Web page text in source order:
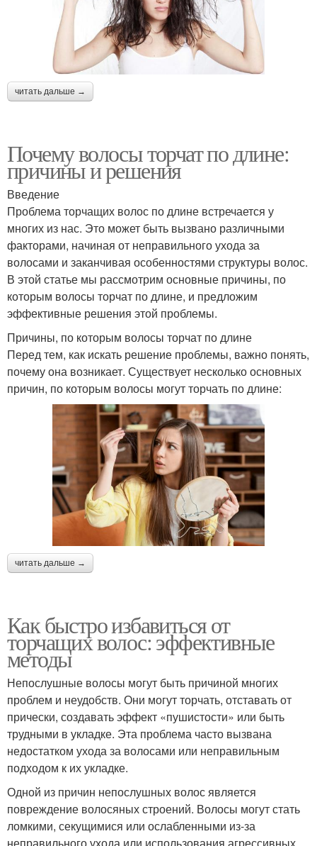
читать дальше →
Почему волосы торчат по длине:
причины и решения
Введение
Проблема торчащих волос по длине встречается у
многих из нас. Это может быть вызвано различными
факторами, начиная от неправильного ухода за
волосами и заканчивая особенностями структуры волос.
В этой статье мы рассмотрим основные причины, по
которым волосы торчат по длине, и предложим
эффективные решения этой проблемы.
Причины, по которым волосы торчат по длине
Перед тем, как искать решение проблемы, важно понять,
почему она возникает. Существует несколько основных
причин, по которым волосы могут торчать по длине:
читать дальше →
Как быстро избавиться от
торчащих волос: эффективные
методы
Непослушные волосы могут быть причиной многих
проблем и неудобств. Они могут торчать, отставать от
прически, создавать эффект «пушистости» или быть
трудными в укладке. Эта проблема часто вызвана
недостатком ухода за волосами или неправильным
подходом к их укладке.
Одной из причин непослушных волос является
повреждение волосяных строений. Волосы могут стать
ломкими, секущимися или ослабленными из-за